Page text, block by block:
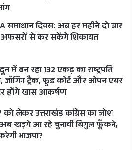
PUSHKAR SINGH DHAMI
HIMACHAL PRADESH
ELECTION NEWS
2022
PM MODI
समाधान दिवस: अब हर महीने दो बार
से कर सकेंगे शिकायत
में बन रहा 132 एकड़ का राष्ट्रपति
जॉगिंग ट्रैक, फूड कोर्ट और ओपन एयर
होंगे खास आकर्षण
को लेकर उत्तराखंड कांग्रेस का जोश
अब खड़गे आ रहे चुनावी बिगुल फूँकने,
भाजपा?